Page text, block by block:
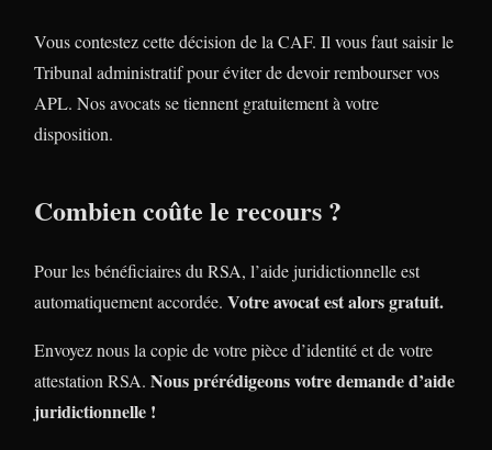
Vous contestez cette décision de la CAF. Il vous faut saisir le
Tribunal administratif pour éviter de devoir rembourser vos
APL. Nos avocats se tiennent gratuitement à votre
disposition.
Combien coûte le recours ?
Pour les bénéficiaires du RSA, l’aide juridictionnelle est
automatiquement accordée. Votre avocat est alors gratuit.
Envoyez nous la copie de votre pièce d’identité et de votre
attestation RSA. Nous prérédigeons votre demande d’aide
juridictionnelle !